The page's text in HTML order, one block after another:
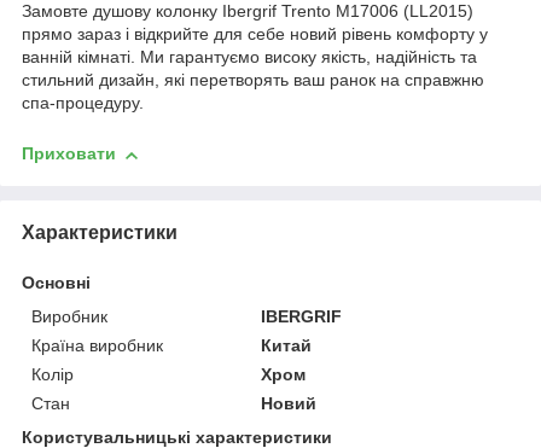
Замовте душову колонку Ibergrif Trento M17006 (LL2015)
прямо зараз і відкрийте для себе новий рівень комфорту у
ванній кімнаті. Ми гарантуємо високу якість, надійність та
стильний дизайн, які перетворять ваш ранок на справжню
спа-процедуру.
Приховати
Характеристики
Основні
Виробник
IBERGRIF
Країна виробник
Китай
Колір
Хром
Стан
Новий
Користувальницькі характеристики